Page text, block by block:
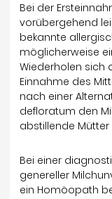
Bei der
vorübergehend
bekannte
möglicherweise
Wiederholen sich
Einnahme des
nach einer
defloratum den
abstillende
Bei einer
genereller
ein Homöopath